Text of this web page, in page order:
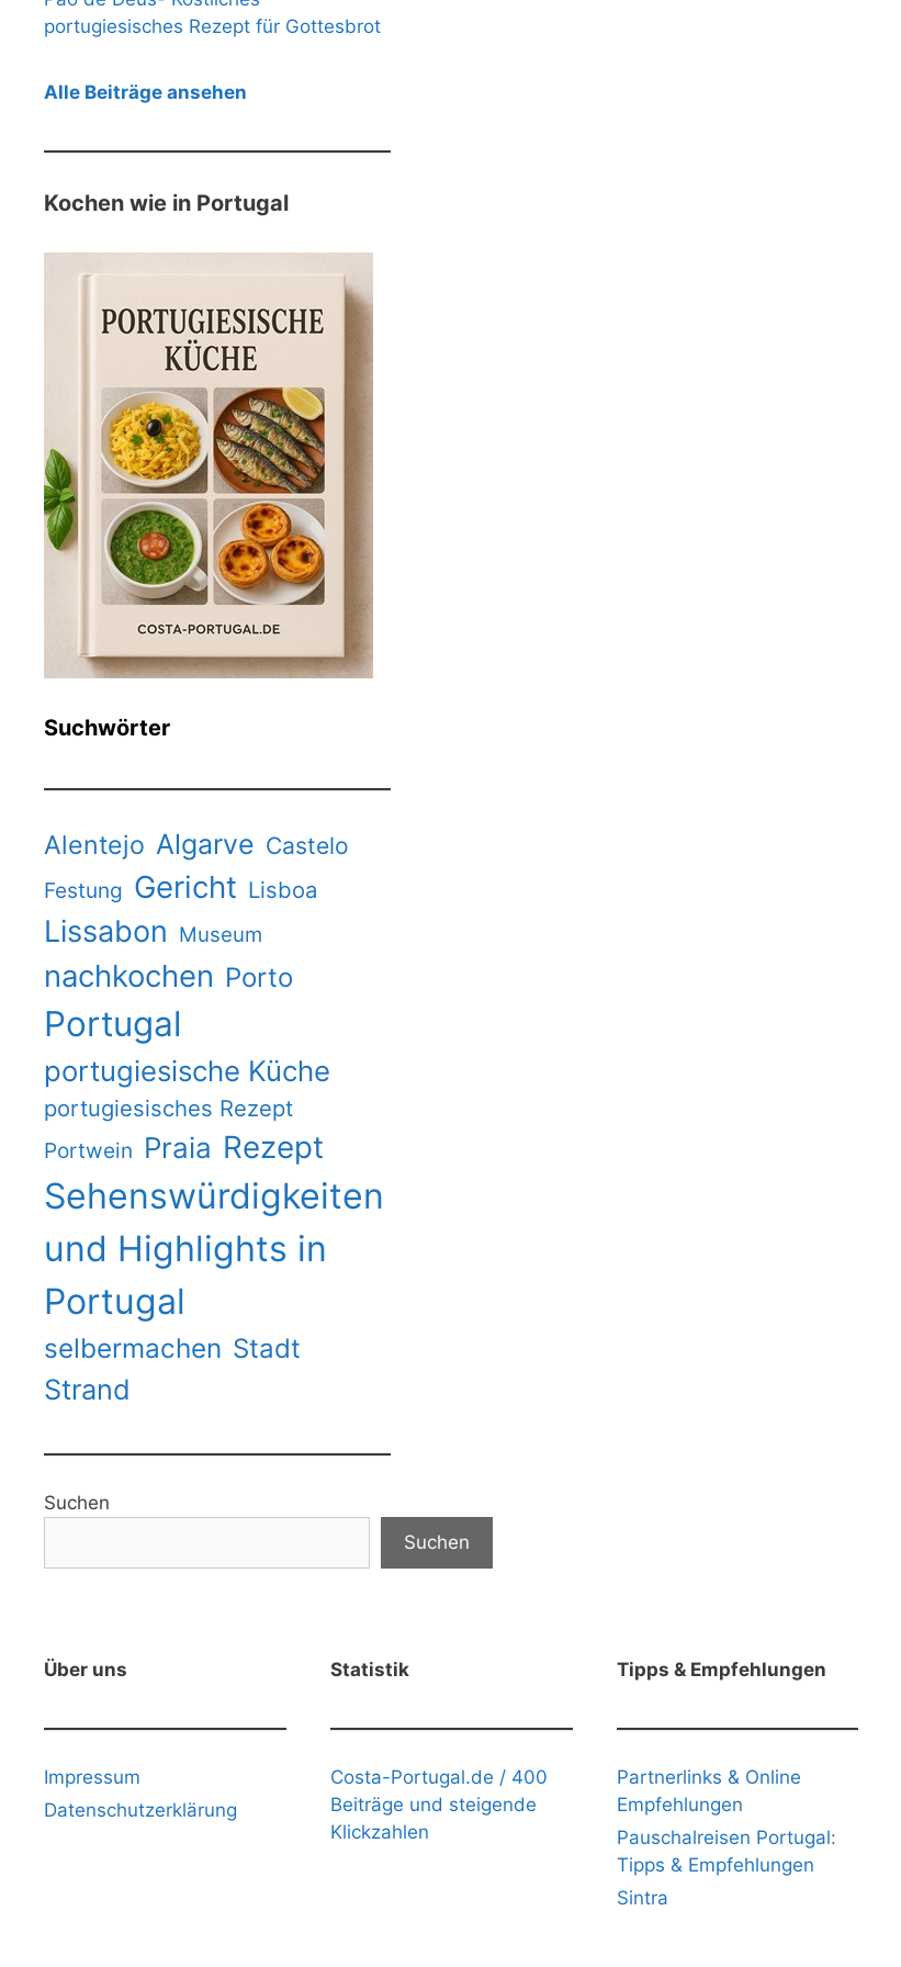
portugiesisches Rezept für Gottesbrot
Alle Beiträge ansehen
Kochen wie in Portugal
Suchwörter
Alentejo Algarve Castelo
Festung Gericht Lisboa
Lissabon Museum
nachkochen Porto
Portugal
portugiesische Küche
portugiesisches Rezept
Portwein Praia Rezept
Sehenswürdigkeiten
und Highlights in
Portugal
selbermachen Stadt
Strand
Suchen
Suchen
Über uns
Impressum
Datenschutzerklärung
Statistik
Costa-Portugal.de / 400
Beiträge und steigende
Klickzahlen
Tipps & Empfehlungen
Partnerlinks & Online
Empfehlungen
Pauschalreisen Portugal:
Tipps & Empfehlungen
Sintra